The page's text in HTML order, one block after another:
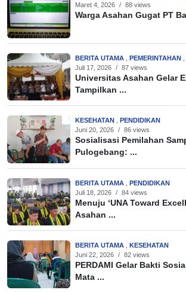
Maret 4, 2026 / 88 views
Warga Asahan Gugat PT
BERITA UTAMA PEMERINTAHAN
Juli 17, 2026 / 87 views
Universitas Asahan Gelar
Tampilkan ...
KESEHATAN
PENDIDIKAN
Juni 20, 2026 / 86 views
Sosialisasi Pemilahan
Pulogebang: ...
BERITA UTAMA
PENDIDIKAN
Juli 18, 2026 / 84 views
Menuju ‘UNA Toward
Asahan ...
BERITA UTAMA
KESEHATAN
Juni 22, 2026 / 82 views
PERDAMI Gelar Bakti
Mata ...